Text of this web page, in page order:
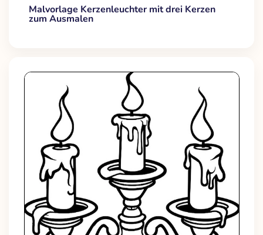
Malvorlage Kerzenleuchter mit drei Kerzen
zum Ausmalen